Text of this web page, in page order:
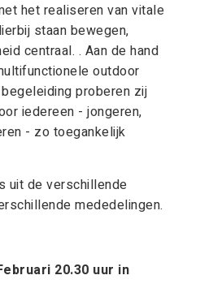
het realiseren van vitale
staan bewegen,
centraal. . Aan de hand
outdoor
proberen zij
iedereen - jongeren,
- zo toegankelijk
uit de verschillende
mededelingen.
20.30 uur in